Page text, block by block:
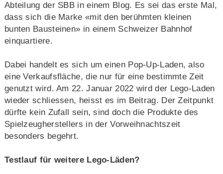
Abteilung der SBB in einem Blog. Es sei das erste Mal,
dass sich die Marke «mit den berühmten kleinen
bunten Bausteinen» in einem Schweizer Bahnhof
einquartiere.
Dabei handelt es sich um einen Pop-Up-Laden, also
eine Verkaufsfläche, die nur für eine bestimmte Zeit
genutzt wird. Am 22. Januar 2022 wird der Lego-Laden
wieder schliessen, heisst es im Beitrag. Der Zeitpunkt
dürfte kein Zufall sein, sind doch die Produkte des
Spielzeugherstellers in der Vorweihnachtszeit
besonders begehrt.
Testlauf für weitere Lego-Läden?